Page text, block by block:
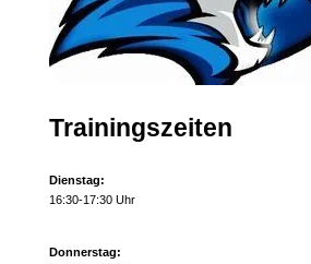
Trainingszeiten
Dienstag:
16:30-17:30 Uhr
Donnerstag: